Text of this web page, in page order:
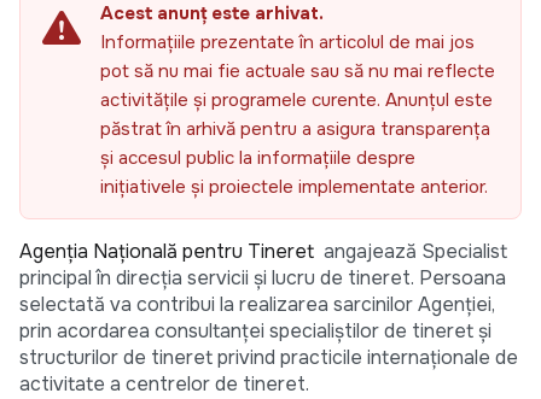
Acest anunț este arhivat.
Informațiile prezentate în articolul de mai jos
pot să nu mai fie actuale sau să nu mai reflecte
activitățile și programele curente. Anunțul este
păstrat în arhivă pentru a asigura transparența
și accesul public la informațiile despre
inițiativele și proiectele implementate anterior.
Agenția Națională pentru Tineret angajează Specialist
principal în direcția servicii și lucru de tineret. Persoana
selectată va contribui la realizarea sarcinilor Agenției,
prin acordarea consultanței specialiștilor de tineret și
structurilor de tineret privind practicile internaționale de
activitate a centrelor de tineret.